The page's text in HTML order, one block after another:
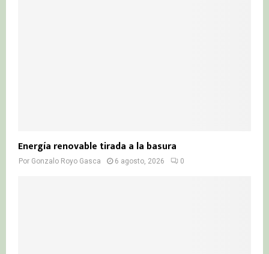
Energía renovable tirada a la basura
Por Gonzalo Royo Gasca 6 agosto, 2026 0